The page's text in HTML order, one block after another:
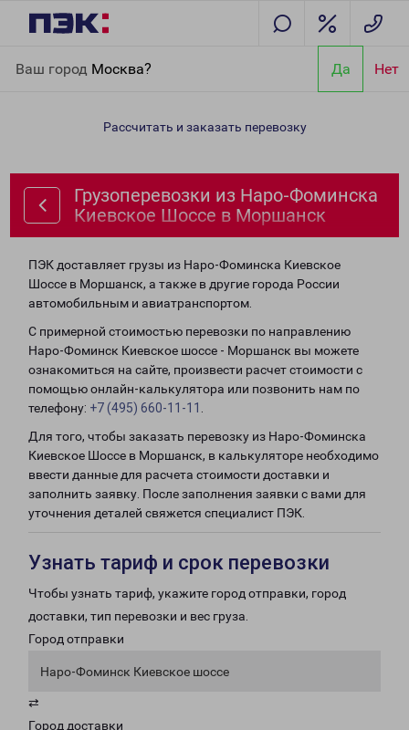
Ваш город Москва? Да Нет
Киевское Шоссе в Моршанск
Рассчитать и заказать перевозку
Грузоперевозки из Наро-Фоминска
Киевское Шоссе в Моршанск
ПЭК доставляет грузы из Наро-Фоминска Киевское
Шоссе в Моршанск, а также в другие города России
автомобильным и авиатранспортом.
С примерной стоимостью перевозки по направлению
Наро-Фоминск Киевское шоссе - Моршанск вы можете
ознакомиться на сайте, произвести расчет стоимости с
помощью онлайн-калькулятора или позвонить нам по
телефону: +7 (495) 660-11-11
Для того, чтобы заказать перевозку из Наро-Фоминска
Киевское Шоссе в Моршанск, в калькуляторе необходимо
ввести данные для расчета стоимости доставки и
заполнить заявку. После заполнения заявки с вами для
уточнения деталей свяжется специалист ПЭК.
Узнать тариф и срок перевозки
Чтобы узнать тариф, укажите город отправки, город
доставки, тип перевозки и вес груза.
Город отправки
Наро-Фоминск Киевское шоссе
⇄
Город доставки